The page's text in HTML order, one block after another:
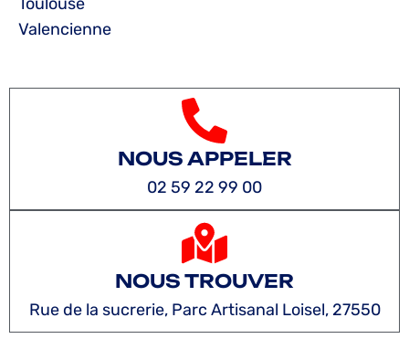
Toulouse
Valencienne
NOUS APPELER
02 59 22 99 00
NOUS TROUVER
Rue de la sucrerie, Parc Artisanal Loisel, 27550